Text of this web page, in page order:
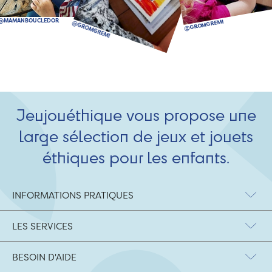
Jeujouéthique vous propose une
large sélection de jeux et jouets
éthiques pour les enfants.
INFORMATIONS PRATIQUES
LES SERVICES
BESOIN D'AIDE